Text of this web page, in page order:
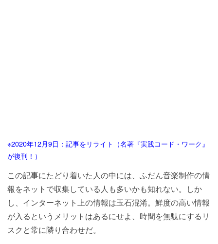
※2020年12月9日：記事をリライト（名著『実践コード・ワーク』
が復刊！）
この記事にたどり着いた人の中には、ふだん音楽制作の情
報をネットで収集している人も多いかも知れない。しか
し、インターネット上の情報は玉石混淆。鮮度の高い情報
が入るというメリットはあるにせよ、時間を無駄にするリ
スクと常に隣り合わせだ。